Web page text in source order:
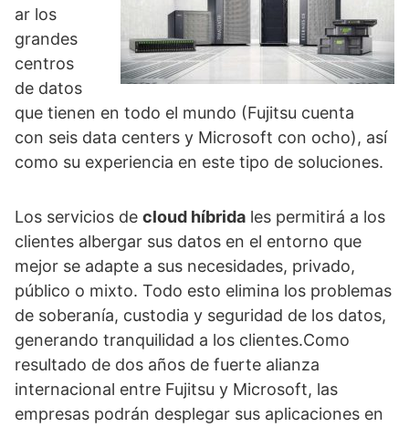
ar los
grandes
centros
de datos
que tienen en todo el mundo (Fujitsu cuenta
con seis data centers y Microsoft con ocho), así
como su experiencia en este tipo de soluciones.
Los servicios de cloud híbrida les permitirá a los
clientes albergar sus datos en el entorno que
mejor se adapte a sus necesidades, privado,
público o mixto. Todo esto elimina los problemas
de soberanía, custodia y seguridad de los datos,
generando tranquilidad a los clientes.Como
resultado de dos años de fuerte alianza
internacional entre Fujitsu y Microsoft, las
empresas podrán desplegar sus aplicaciones en